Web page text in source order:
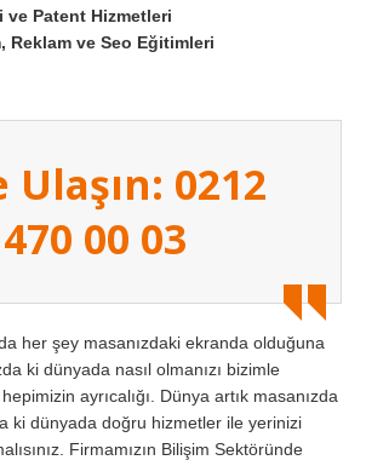
ve Patent Hizmetleri
Reklam ve Seo Eğitimleri
Ulaşın: 0212
470 00 03
her şey masanızdaki ekranda olduğuna
ki dünyada nasıl olmanızı bizimle
ayrıcalığı. Dünya artık masanızda
ki dünyada doğru hizmetler ile yerinizi
Firmamızın Bilişim Sektöründe